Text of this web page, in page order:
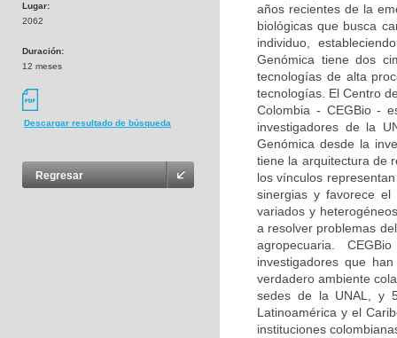
Lugar:
2062
Duración:
12 meses
Descargar resultado de búsqueda
Regresar
años recientes de la
biológicas que busca
individuo,
Genómica tiene dos
tecnologías de alta
tecnologías. El Centro
Colombia - CEGBio -
investigadores de la
Genómica desde la
tiene la arquitectura de
los vínculos
sinergias y favorece el
variados y
a resolver problemas
agropecuaria.
investigadores que
verdadero ambiente
sedes de la UNAL, y
Latinoamérica y el
instituciones